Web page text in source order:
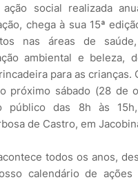
social realizada
chega à sua 15ª
nas áreas de
ambiental e beleza,
para as crianças.
próximo sábado (28 de
público das 8h às
de Castro, em
todos os anos,
calendário de ações